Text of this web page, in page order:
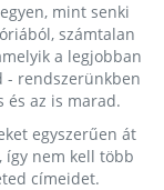
mint senki
számtalan
a legjobban
- rendszerünkben
és az is marad.
egyszerűen át
így nem kell több
címeidet.